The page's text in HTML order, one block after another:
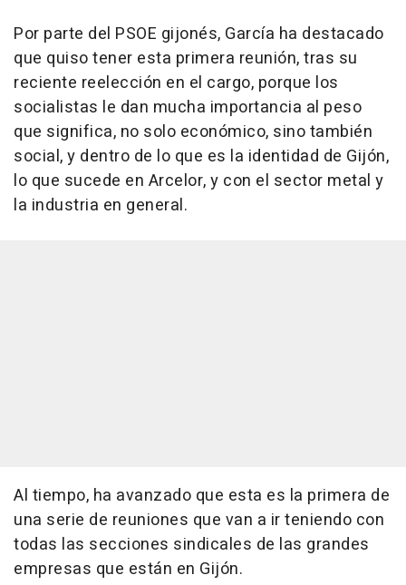
Por parte del PSOE gijonés, García ha destacado
que quiso tener esta primera reunión, tras su
reciente reelección en el cargo, porque los
socialistas le dan mucha importancia al peso
que significa, no solo económico, sino también
social, y dentro de lo que es la identidad de Gijón,
lo que sucede en Arcelor, y con el sector metal y
la industria en general.
Al tiempo, ha avanzado que esta es la primera de
una serie de reuniones que van a ir teniendo con
todas las secciones sindicales de las grandes
empresas que están en Gijón.